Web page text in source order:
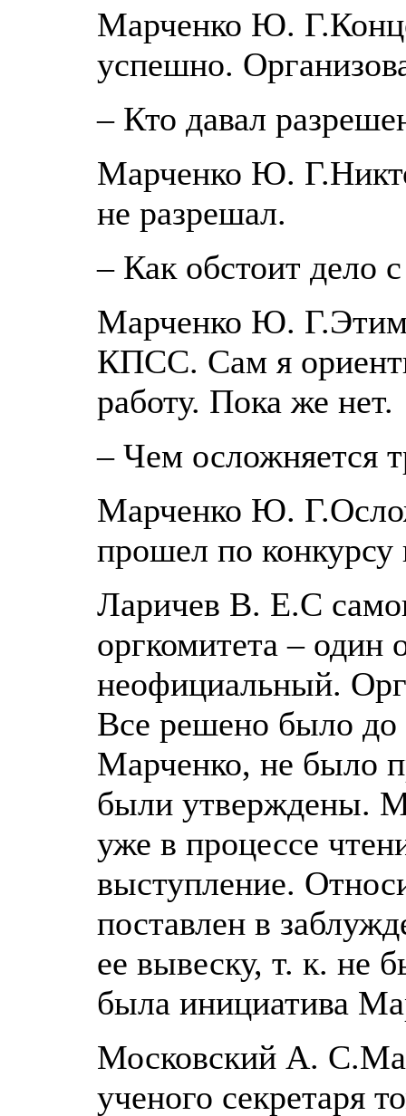
Марченко Ю.
успешно.
– Кто давал
Марченко Ю.
не разрешал.
– Как обстоит дело
Марченко Ю. Г.Этим
КПСС. Сам я
работу. Пока же нет.
– Чем осложняется
Марченко Ю.
прошел по
Ларичев В. Е.С
оргкомитета –
неофициальный.
Все решено было до
Марченко, не было
были утверждены.
уже в процессе
выступление.
поставлен в
ее вывеску, т. к. не
была инициатива
Московский А.
ученого секретаря